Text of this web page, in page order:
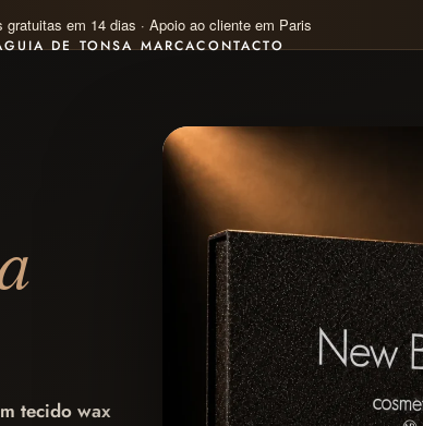
100% seguro · Visa · Mastercard · Klarna 4×
GUIA DE TONSA MARCACONTACTO
tecido wax